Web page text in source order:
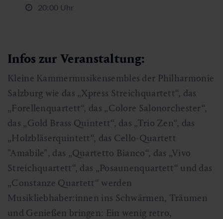
20:00 Uhr
Infos zur Veranstaltung:
Kleine Kammermusikensembles der Philharmonie
Salzburg wie das „Xpress Streichquartett“, das
„Forellenquartett“, das „Colore Salonorchester“,
das „Gold Brass Quintett“, das „Trio Zen“, das
„Holzbläserquintett“, das Cello-Quartett
"Amabile", das „Quartetto Bianco“, das „Vivo
Streichquartett“, das „Posaunenquartett“ und das
„Constanze Quartett“ werden
Musikliebhaber:innen ins Schwärmen, Träumen
und Genießen bringen: Ein wenig retro,